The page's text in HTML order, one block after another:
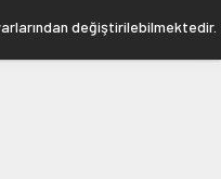
değiştirilebilmektedir.